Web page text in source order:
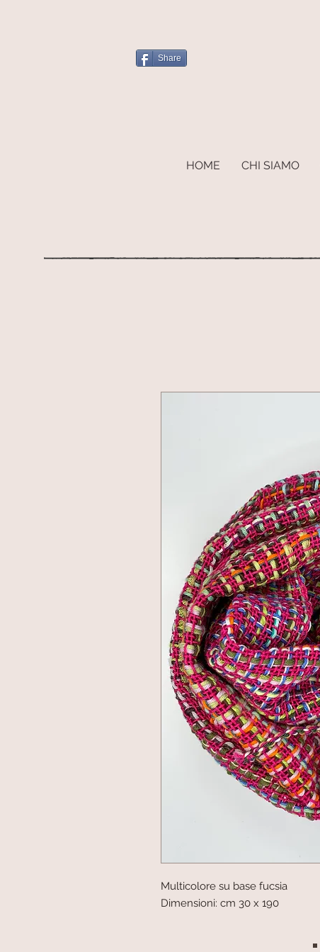
Share
HOME CHI SIAMO
Multicolore su base fucsia
Dimensioni: cm 30 x 190